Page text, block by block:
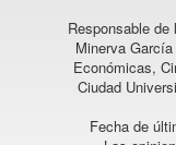
Responsable
Minerva
Económicas,
Ciudad
Fecha de